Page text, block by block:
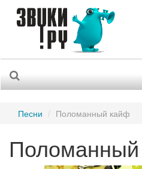
Песни Поломанный кайф